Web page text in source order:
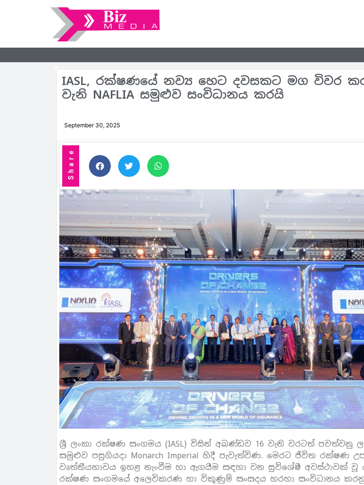
IASL, රක්ෂණයේ නව්‍ය හෙට දවසකට මග විවර
වැනි NAFLIA සමුළුව සංවිධානය කරයි
September 30, 2025
Share
ශ්‍රී ලංකා රක්ෂණ සංගමය (IASL) විසින් අඛණ්ඩව 16 වැනි වරටත් පවත්වනු
සමුළුව පසුගියදා Monarch Imperial හිදී පැවැත්විණ. මෙරට ජීවිත රක්ෂණ
වෘත්තීයභාවය ඉහළ නැංවීම හා ඇගයීම සඳහා වන සුවිශේෂී අවස්ථාවක් වූ
රක්ෂණ සංගමයේ අලෙවිකරණ හා විකූණුම් සංසදය හරහා සංවිධානය